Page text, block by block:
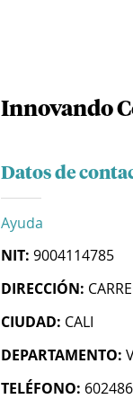
Innovando
Datos de
Ayuda
NIT: 9004114785
DIRECCIÓN:
CIUDAD: CALI
DEPARTAMENTO:
TELÉFONO: